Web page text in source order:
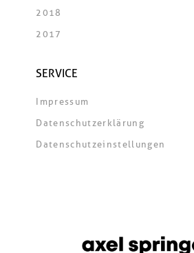
2018
2017
SERVICE
Impressum
Datenschutzerklärung
Datenschutzeinstellungen